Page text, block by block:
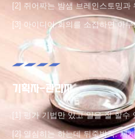
[2] 쥐어짜는 밤샘 브레인스토밍과
[3] 아이디어 회의를 소집하면 아
기획자-관리자
[1] 평가 기법만 있고 일을 잘 할수
[2] 열심히는 하는데 뒤죽박죽. 체